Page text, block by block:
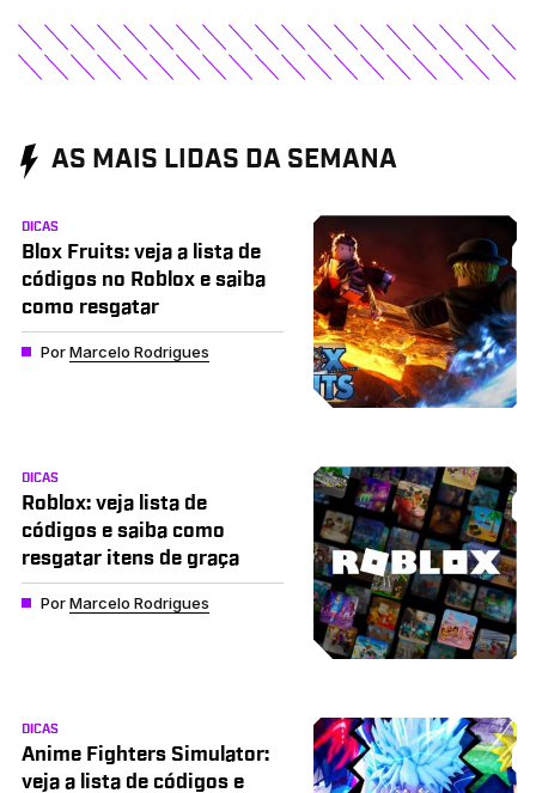
AS MAIS LIDAS DA SEMANA
DICAS
Blox Fruits: veja a lista de
códigos no Roblox e saiba
como resgatar
PorMarcelo Rodrigues
DICAS
Roblox: veja lista de
códigos e saiba como
resgatar itens de graça
PorMarcelo Rodrigues
DICAS
Anime Fighters Simulator:
veja a lista de códigos e